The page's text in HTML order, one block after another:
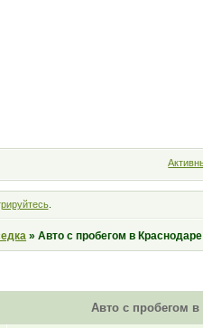
.
»Авто с пробегом в
Авто с пробегом